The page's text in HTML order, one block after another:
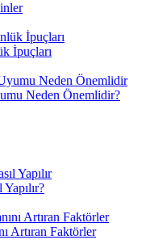
İpuçları
Neden Önemlidir?
Artıran Faktörler